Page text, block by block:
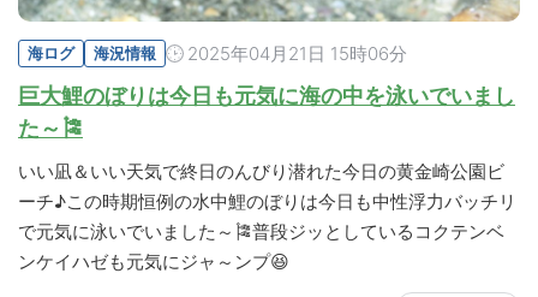
海ログ 海況情報 2025年04月21日 15時06分
巨大鯉のぼりは今日も元気に海の中を泳いでいまし
た～🎏
いい凪＆いい天気で終日のんびり潜れた今日の黄金崎公園ビ
ーチ♪この時期恒例の水中鯉のぼりは今日も中性浮力バッチリ
で元気に泳いでいました～🎏普段ジッとしているコクテンベ
ンケイハゼも元気にジャ～ンプ😆